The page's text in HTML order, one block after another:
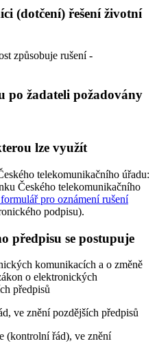
(dotčení) řešení životní
způsobuje rušení -
po žadateli požadovány
lze využít
telekomunikačního úřadu:
Českého telekomunikačního
pro oznámení rušení
podpisu).
předpisu se postupuje
komunikacích a o změně
o elektronických
předpisů
ve znění pozdějších předpisů
(kontrolní řád), ve znění